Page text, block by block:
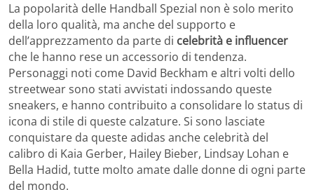
La popolarità delle Handball Spezial non è solo merito
della loro qualità, ma anche del supporto e
dell’apprezzamento da parte di celebrità e influencer
che le hanno rese un accessorio di tendenza.
Personaggi noti come David Beckham e altri volti dello
streetwear sono stati avvistati indossando queste
sneakers, e hanno contribuito a consolidare lo status di
icona di stile di queste calzature. Si sono lasciate
conquistare da queste adidas anche celebrità del
calibro di Kaia Gerber, Hailey Bieber, Lindsay Lohan e
Bella Hadid, tutte molto amate dalle donne di ogni parte
del mondo.